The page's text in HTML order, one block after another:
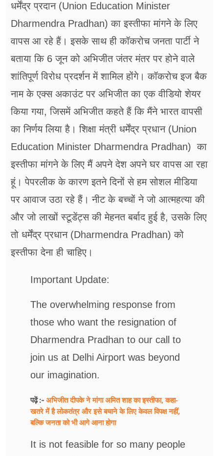
धर्मेंद्र प्रदान (Union Education Minister
Dharmendra Pradhan) का इस्तीफा मांगने के लिए
वापस आ रहे हैं। इसके साथ ही कॉकरोच जनता पार्टी ने
बताया कि 6 जून को अभिजीत जंतर मंतर पर होने वाले
शांतिपूर्ण विरोध प्रदर्शन में शामिल होंगे। कॉकरोच इज बैक
नाम के एक्स अकाउंट पर अभिजीत का एक वीडियो शेयर
किया गया, जिसमें अभिजीत कहते हैं कि मैंने भारत वापसी
का निर्णय लिया है। शिक्षा मंत्री धर्मेंद्र प्रधान (Union
Education Minister Dharmendra Pradhan) का
इस्तीफा मांगने के लिए मैं अपने देश अपने घर वापस आ रहा
हूं। पेपरलीक के कारण इतने दिनों से हम सोशल मीडिया
पर आवाज उठा रहे हैं। नीट के बच्चों ने जो आत्महत्या की
और जो लाखों स्टूडेंट्स की मेहनत बर्बाद हुई है, उसके लिए
तो धर्मेंद्र प्रधान (Dharmendra Pradhan) को
इस्तीफा देना ही चाहिए।
Important Update:
The overwhelming response from
those who want the resignation of
Dharmendra Pradhan to our call to
join us at Delhi Airport was beyond
our imagination.
पढ़ें :- अभिजीत दीपके ने मांगा अमित शाह का इस्तीफा, कहा-
खतरे में है लोकतंत्र और इसे बचाने के लिए केवल विपक्ष नहीं,
बल्कि जनता को भी आगे आना होगा
It is not feasible for so many people